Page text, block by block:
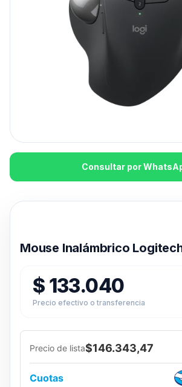
Consultar por
Mouse Inalámbrico
$ 133.040
Precio efectivo o transferencia
Precio de lista$146.343,47
Cuotas